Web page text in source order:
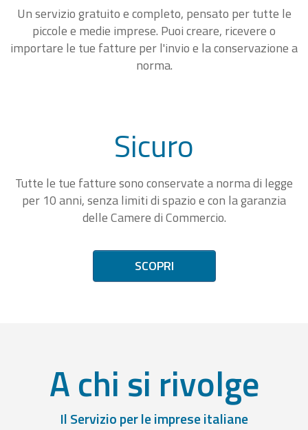
Un servizio gratuito e completo, pensato per tutte le
piccole e medie imprese. Puoi creare, ricevere o
importare le tue fatture per l'invio e la conservazione a
norma.
Sicuro
Tutte le tue fatture sono conservate a norma di legge
per 10 anni, senza limiti di spazio e con la garanzia
delle Camere di Commercio.
SCOPRI
A chi si rivolge
Il Servizio per le imprese italiane